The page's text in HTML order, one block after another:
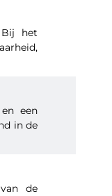
Bij het
een
in de
de